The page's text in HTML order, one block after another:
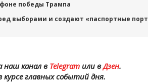
победы Трампа
выборами и создают «паспортные
наш канал вTelegramили вДзен.
курсе главных событий дня.